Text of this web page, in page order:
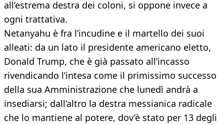
all’estrema destra dei coloni, si oppone invece a
ogni trattativa.
Netanyahu è fra l’incudine e il martello dei suoi
alleati: da un lato il presidente americano eletto,
Donald Trump, che è già passato all’incasso
rivendicando l’intesa come il primissimo successo
della sua Amministrazione che lunedì andrà a
insediarsi; dall’altro la destra messianica radicale
che lo mantiene al potere, dov’è stato per 13 degli